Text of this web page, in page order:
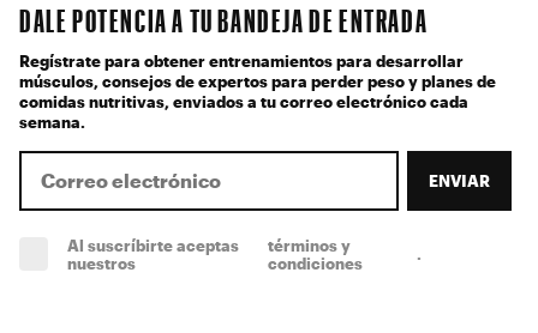
DALE POTENCIA A TU BANDEJA DE ENTRADA
Regístrate para obtener entrenamientos para desarrollar
músculos, consejos de expertos para perder peso y planes de
comidas nutritivas, enviados a tu correo electrónico cada
semana.
ENVIAR
Al suscríbirte aceptas
nuestros
términos y
condiciones
.